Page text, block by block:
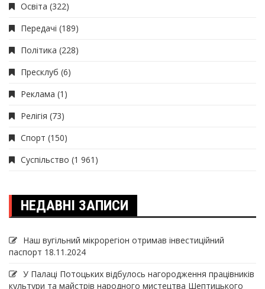
Освіта (322)
Передачі (189)
Політика (228)
Пресклуб (6)
Реклама (1)
Релігія (73)
Спорт (150)
Суспільство (1 961)
НЕДАВНІ ЗАПИСИ
Наш вугільний мікрорегіон отримав інвеcтиційний
паспорт 18.11.2024
У Палаці Потоцьких відбулось нагородження працівників
культури та майстрів народного мистецтва Шептицького